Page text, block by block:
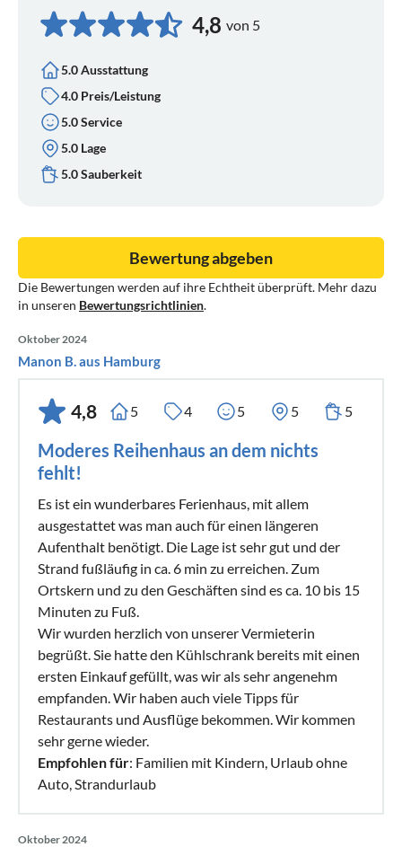
4,8 von 5
5.0 Ausstattung
4.0 Preis/Leistung
5.0 Service
5.0 Lage
5.0 Sauberkeit
Die Bewertungen werden auf ihre Echtheit überprüft. Mehr dazu
in unseren Bewertungsrichtlinien.
Bewertung abgeben
Oktober 2024
Manon B. aus Hamburg
4,8 5 4 5 5 5
Moderes Reihenhaus an dem nichts
fehlt!
Es ist ein wunderbares Ferienhaus, mit allem
ausgestattet was man auch für einen längeren
Aufenthalt benötigt. Die Lage ist sehr gut und der
Strand fußläufig in ca. 6 min zu erreichen. Zum
Ortskern und zu den Geschäften sind es ca. 10 bis 15
Minuten zu Fuß.
Wir wurden herzlich von unserer Vermieterin
begrüßt. Sie hatte den Kühlschrank bereits mit einen
ersten Einkauf gefüllt, was wir als sehr angenehm
empfanden. Wir haben auch viele Tipps für
Restaurants und Ausflüge bekommen. Wir kommen
sehr gerne wieder.
Empfohlen für: Familien mit Kindern, Urlaub ohne
Auto, Strandurlaub
Oktober 2024